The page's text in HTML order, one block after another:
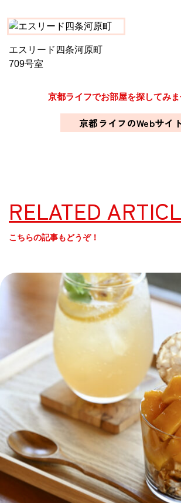
エスリード四条河原町
709号室
京都ライフでお部屋を探してみま
京都ライフのWebサイ
RELATED
こちらの記事もどうぞ！